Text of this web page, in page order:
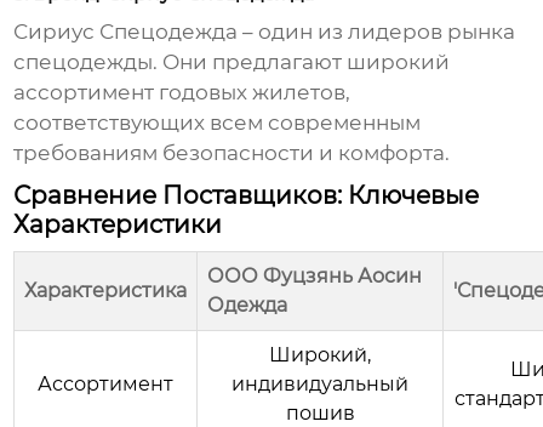
Сириус Спецодежда – один из лидеров рынка
спецодежды. Они предлагают широкий
ассортимент годовых жилетов,
соответствующих всем современным
требованиям безопасности и комфорта.
Сравнение Поставщиков: Ключевые
Характеристики
Характеристика
ООО Фуцзянь Аосин
Одежда
Ассортимент
Широкий,
индивидуальный
пошив